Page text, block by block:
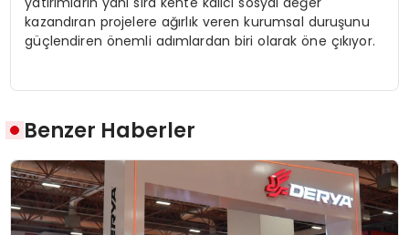
kazandıran projelere ağırlık veren kurumsal duruşunu
güçlendiren önemli adımlardan biri olarak öne çıkıyor.
Benzer Haberler